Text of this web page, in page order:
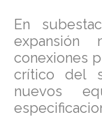
En
conexiones
crítico del
nuevos